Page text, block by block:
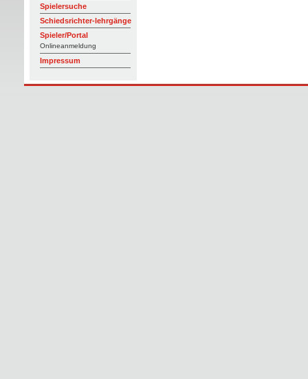
Spielersuche
Schiedsrichter-lehrgänge
Spieler/Portal
Onlineanmeldung
Impressum